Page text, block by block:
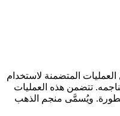
المتضمنة لاستخدام
تتضمن هذه العمليات
ويُسمَّى منجم الذهب